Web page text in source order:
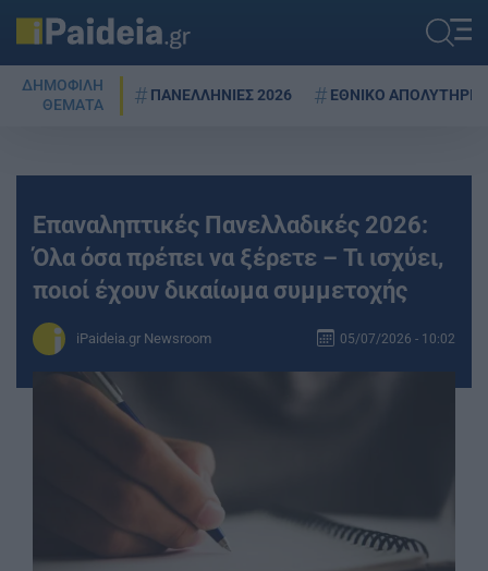
ΔΗΜΟΦΙΛΗ
ΘΕΜΑΤΑ
ΠΑΝΕΛΛΗΝΙΕΣ 2026 ΕΘΝΙΚΟ ΑΠΟΛΥΤΗΡΙΟ
Επαναληπτικές Πανελλαδικές 2026:
Όλα όσα πρέπει να ξέρετε – Τι ισχύει,
ποιοί έχουν δικαίωμα συμμετοχής
iPaideia.gr Newsroom 05/07/2026 - 10:02